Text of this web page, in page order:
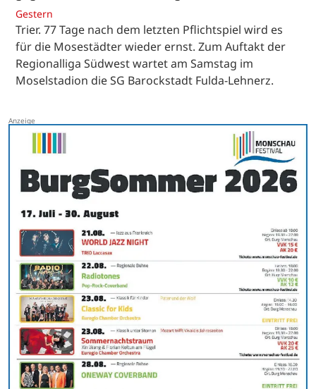
Gestern
Trier. 77 Tage nach dem letzten Pflichtspiel wird es
für die Mosestädter wieder ernst. Zum Auftakt der
Regionalliga Südwest wartet am Samstag im
Moselstadion die SG Barockstadt Fulda-Lehnerz.